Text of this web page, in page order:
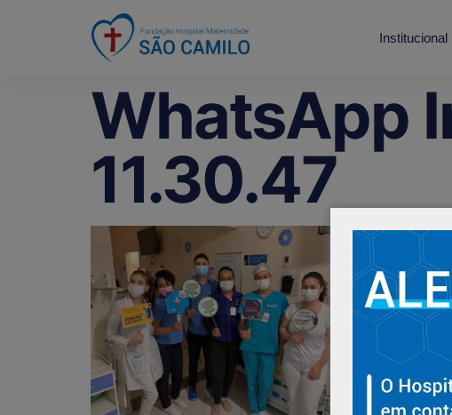
Institucional
WhatsApp
11.30.47